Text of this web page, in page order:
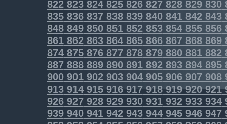
822823824825826827 828829830
835836837838839840841842843
848849850851852853854855856
861862863864865866867 868869
874875876877 878879880 881882
887888889890891892893894895
900901902903904905906907 908
913914915916917918919920921
926927928929930931932933934
939940941942943944945946947